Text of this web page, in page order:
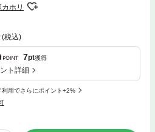
ホリ
(税込)
7pt獲得
ト詳細
利用でさらにポイント+2%